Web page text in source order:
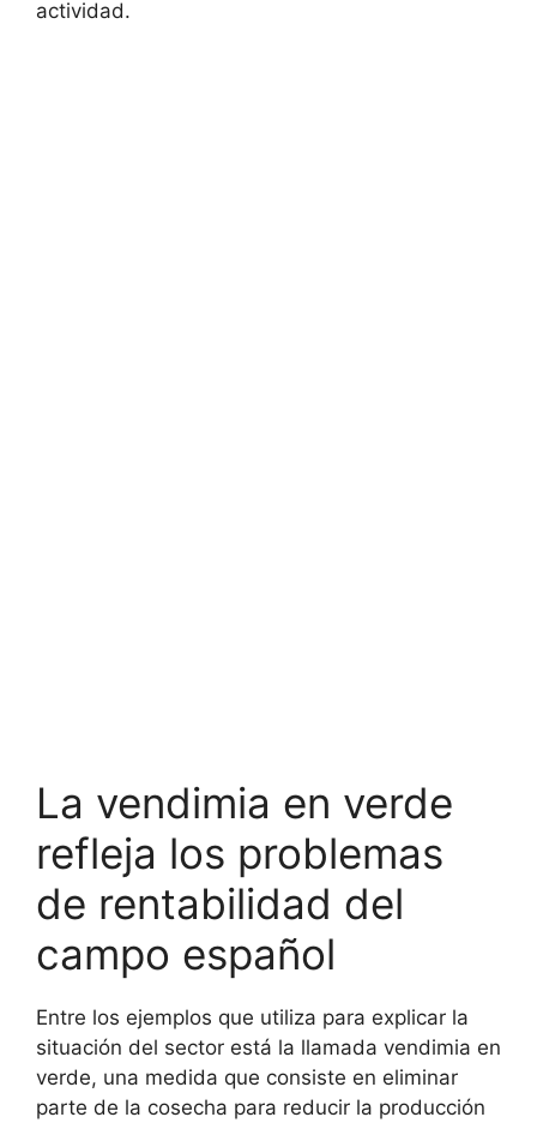
actividad.
La vendimia en verde
refleja los problemas
de rentabilidad del
campo español
Entre los ejemplos que utiliza para explicar la
situación del sector está la llamada vendimia en
verde, una medida que consiste en eliminar
parte de la cosecha para reducir la producción